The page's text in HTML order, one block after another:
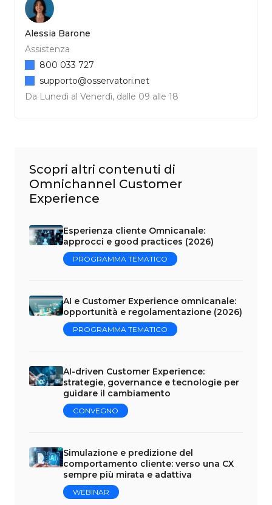
Alessia Barone
Assistenza
Da Lunedì al Venerdì, dalle 09 alle 18
800 033 727
supporto@osservatori.net
Scopri altri contenuti di
Omnichannel Customer
Experience
Esperienza cliente Omnicanale:
approcci e good practices (2026)
PROGRAMMA TEMATICO
AI e Customer Experience omnicanale:
opportunità e regolamentazione (2026)
PROGRAMMA TEMATICO
AI-driven Customer Experience:
strategie, governance e tecnologie per
guidare il cambiamento
CONVEGNO
Simulazione e predizione del
comportamento cliente: verso una CX
sempre più mirata e adattiva
WEBINAR